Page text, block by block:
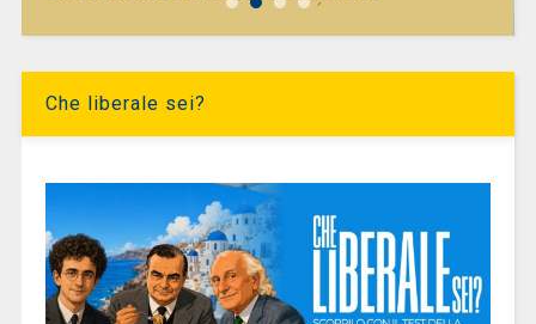
Che liberale sei?